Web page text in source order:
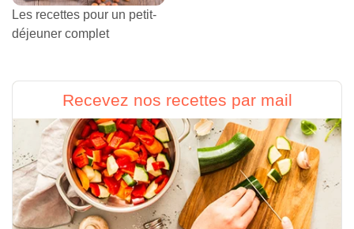
Les recettes pour un petit-
déjeuner complet
Recevez nos recettes par mail